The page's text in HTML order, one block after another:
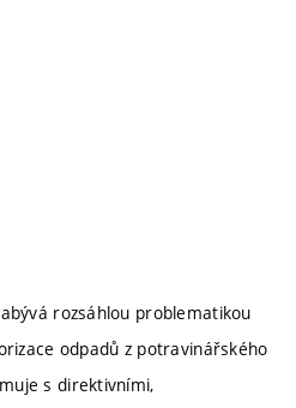
rozsáhlou problematikou
odpadů z potravinářského
s direktivními,